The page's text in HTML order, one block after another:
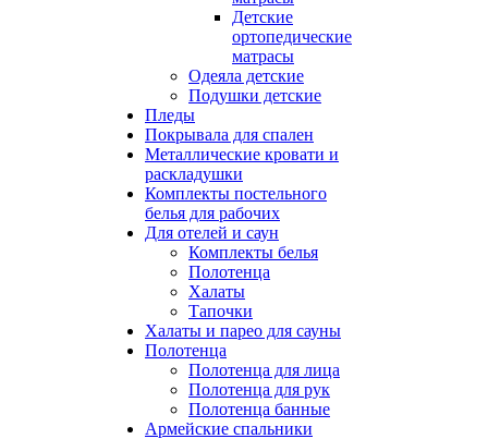
Детские
ортопедические
матрасы
Одеяла детские
Подушки детские
Пледы
Покрывала для спален
Металлические кровати и
раскладушки
Комплекты постельного
белья для рабочих
Для отелей и саун
Комплекты белья
Полотенца
Халаты
Тапочки
Халаты и парео для сауны
Полотенца
Полотенца для лица
Полотенца для рук
Полотенца банные
Армейские спальники